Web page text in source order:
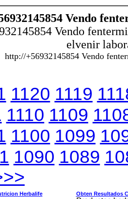
Vendo
Vendo
elvenir
http://+56932145854 Vendo
1120 1119
1110 1109
1100 1099
1090 1089
Herbalife Obten Resultados